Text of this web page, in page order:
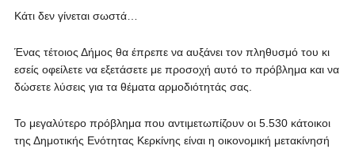
Κάτι δεν γίνεται σωστά…
Ένας τέτοιος Δήμος θα έπρεπε να αυξάνει τον πληθυσμό του κι
εσείς οφείλετε να εξετάσετε με προσοχή αυτό το πρόβλημα και να
δώσετε λύσεις για τα θέματα αρμοδιότητάς σας.
Το μεγαλύτερο πρόβλημα που αντιμετωπίζουν οι 5.530 κάτοικοι
της Δημοτικής Ενότητας Κερκίνης είναι η οικονομική μετακίνησή